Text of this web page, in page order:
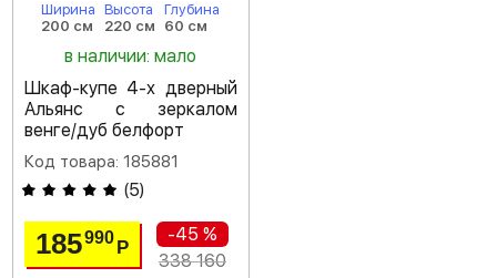
Ширина
200 см
Высота
220 см
Глубина
60 см
в наличии: мало
Шкаф-купе 4-х дверный
Альянс с зеркалом
венге/дуб белфорт
Код товара: 185881
(5)
185990Р
-45 %
338 160